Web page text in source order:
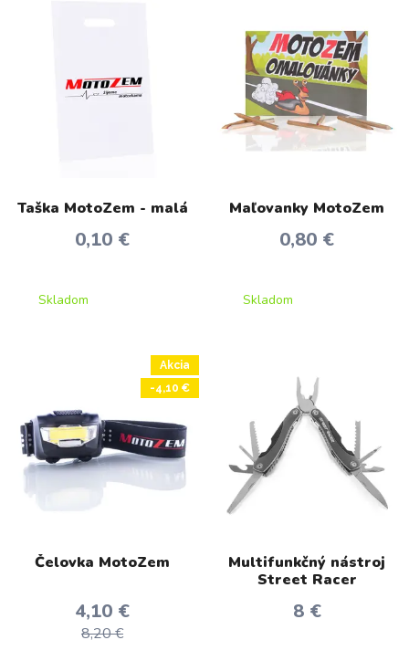
Taška MotoZem - malá
0,10 €
Skladom
Maľovanky MotoZem
0,80 €
Skladom
Akcia
-4,10 €
Čelovka MotoZem
4,10 €
8,20 €
Multifunkčný nástroj
Street Racer
8 €